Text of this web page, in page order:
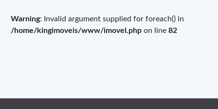
Warning: Invalid argument supplied for foreach() in
/home/kingimoveis/www/imovel.php on line82